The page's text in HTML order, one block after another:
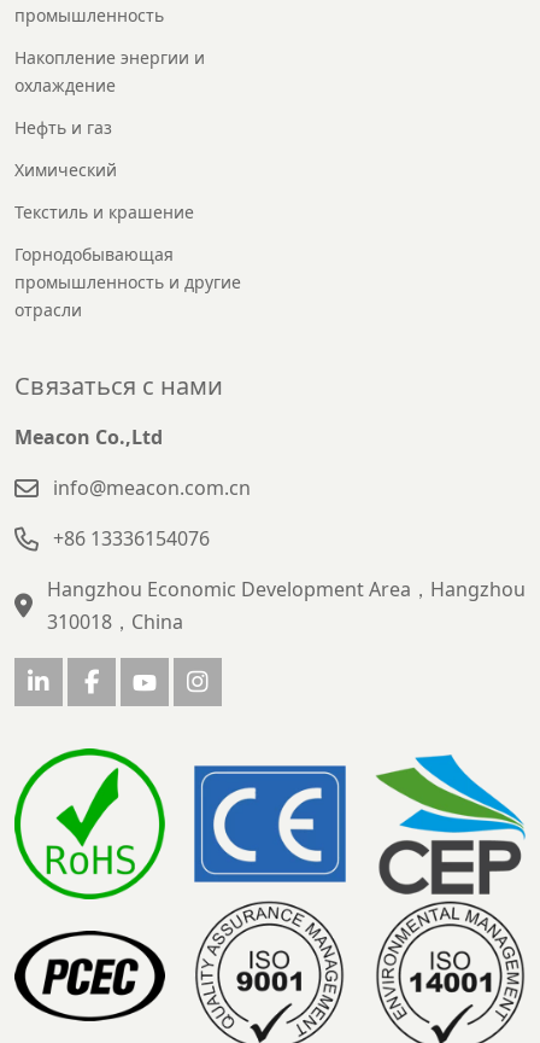
промышленность
Накопление энергии и
охлаждение
Нефть и газ
Химический
Текстиль и крашение
Горнодобывающая
промышленность и другие
отрасли
Связаться с нами
Meacon Co.,Ltd
info@meacon.com.cn
+86 13336154076
Hangzhou Economic Development Area，Hangzhou
310018，China